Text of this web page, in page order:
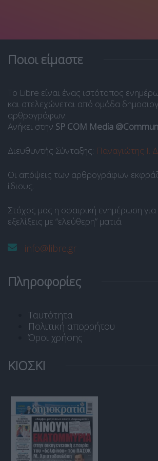
Ποιοι είμαστε
Το Libre είναι ένας ιστότοπος
και στελεχώνεται από ομάδα
αρθρογράφων.
Ανήκει στην SP COM Media
Διευθυντής Σύνταξης: Παναγιώτης Ι.
Οι απόψεις των αρθρογράφων
ίδιους.
Στόχος μας η σφαιρική ενημέρωση για
εξελίξεις με “ελεύθερη” ματιά.
info@libre.gr
Πληροφορίες
Ταυτότητα
Πολιτική απορρήτου
Όροι χρήσης
ΚΙΟΣΚΙ